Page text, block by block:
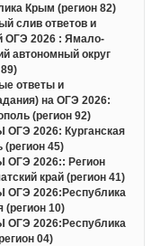
Крым (регион 82)
слив ответов и
ОГЭ 2026 : Ямало-
автономный округ
ответы и
на ОГЭ 2026:
(регион 92)
2026: Курганская
(регион 45)
ОГЭ 2026:: Регион
край (регион 41)
ОГЭ 2026:Республика
(регион 10)
ОГЭ 2026:Республика
04)